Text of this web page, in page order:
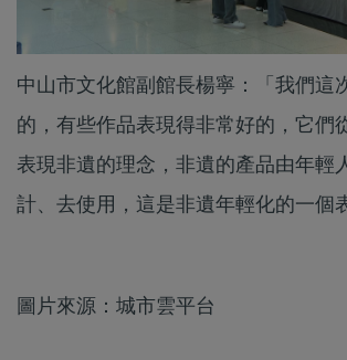
中山市文化館副館長楊寧：「我們這
的，有些作品表現得非常好的，它們
表現非遺的理念，非遺的產品由年輕
計、去使用，這是非遺年輕化的一個
圖片來源：城市雲平台